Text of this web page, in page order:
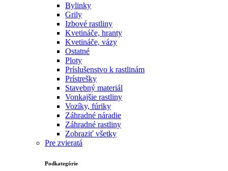
Bylinky
Grily
Izbové rastliny
Kvetináče, hranty
Kvetináče, vázy
Ostatné
Ploty
Príslušenstvo k rastlinám
Prístrešky
Stavebný materiál
Vonkajšie rastliny
Vozíky, fúriky
Záhradné náradie
Záhradné rastliny
Zobraziť všetky
Pre zvieratá
Podkategórie